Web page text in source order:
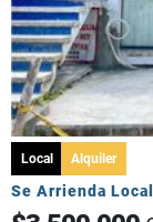
Local Alquiler
Se Arrienda